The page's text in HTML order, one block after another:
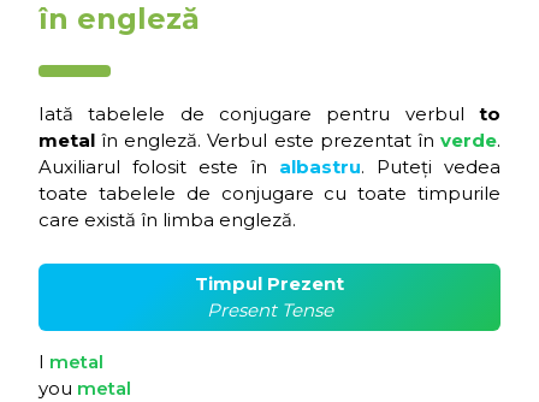
în engleză
Iată tabelele de conjugare pentru verbul to
metal în engleză. Verbul este prezentat în verde.
Auxiliarul folosit este în albastru. Puteți vedea
toate tabelele de conjugare cu toate timpurile
care există în limba engleză.
Timpul Prezent
Present Tense
I metal
you metal